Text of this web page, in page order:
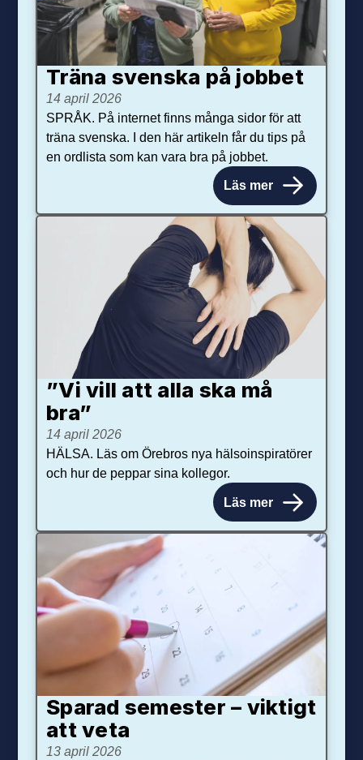
Träna svenska på jobbet
14 april 2026
SPRÅK. På internet finns många sidor för att
träna svenska. I den här artikeln får du tips på
en ordlista som kan vara bra på jobbet.
Läs mer
”Vi vill att alla ska må
bra”
14 april 2026
HÄLSA. Läs om Örebros nya hälsoinspiratörer
och hur de peppar sina kollegor.
Läs mer
Sparad semester – viktigt
att veta
13 april 2026